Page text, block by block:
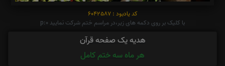
کد یادبود : 6042587
با کلیک بر روی دکمه های زیر،در مراسم ختم شرکت نمایید p:0
هدیه یک صفحه قرآن
هر ماه سه ختم کامل